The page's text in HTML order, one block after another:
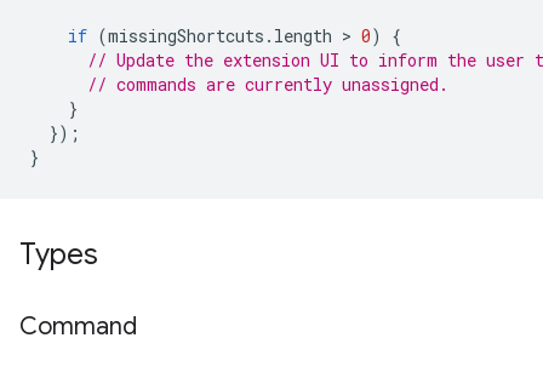
if (missingShortcuts . length > 0)
{
// Update the extension UI to inform the user
// commands are currently unassigned.
}
});
}
Types
Command